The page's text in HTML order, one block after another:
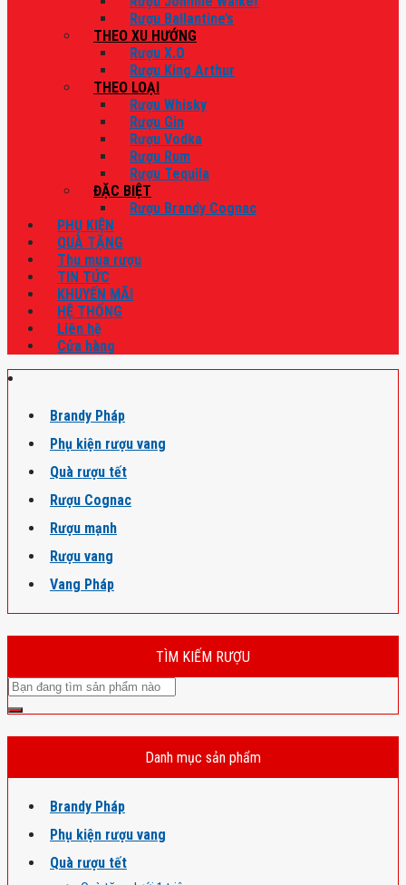
Rượu Ballantine’s
THEO XU HƯỚNG
Rượu X.O
Rượu King Arthur
THEO LOẠI
Rượu Whisky
Rượu Gin
Rượu Vodka
Rượu Rum
Rượu Tequila
ĐẶC BIỆT
Rượu Brandy Cognac
PHỤ KIỆN
QUÀ TẶNG
Thu mua rượu
TIN TỨC
KHUYẾN MÃI
HỆ THỐNG
Liên hệ
Cửa hàng
Brandy Pháp
Phụ kiện rượu vang
Quà rượu tết
Rượu Cognac
Rượu mạnh
Rượu vang
Vang Pháp
TÌM KIẾM RƯỢU
Danh mục sản phẩm
Brandy Pháp
Phụ kiện rượu vang
Quà rượu tết